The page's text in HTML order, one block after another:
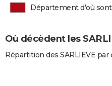
Département d'où
Où décèdent les
Répartition des SARLIEVE